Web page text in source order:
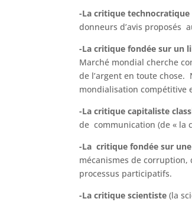
-La critique
donneurs d’avis proposés
-La critique fondée sur un
Marché mondial cherche
de l’argent en toute
mondialisation compétitive
-La critique capitaliste
de communication (de « la
-La critique fondée sur
mécanismes de
processus participatifs.
-La critique scientiste (la